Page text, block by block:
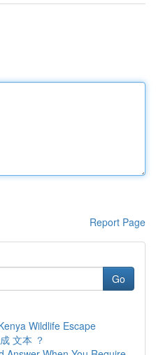
Report Page
Go
Wildlife Escape
文本 ？